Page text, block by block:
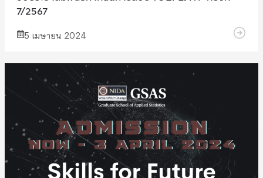
7/2567
5 เมษายน 2024